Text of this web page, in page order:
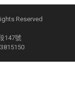
Reserved
147號